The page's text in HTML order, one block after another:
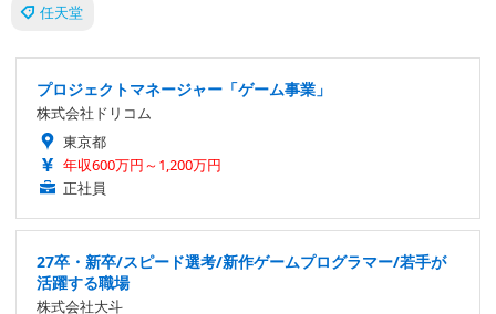
任天堂
プロジェクトマネージャー「ゲーム事業」
株式会社ドリコム
東京都
年収600万円～1,200万円
正社員
27卒・新卒/スピード選考/新作ゲームプログラマー/若手が
活躍する職場
株式会社大斗